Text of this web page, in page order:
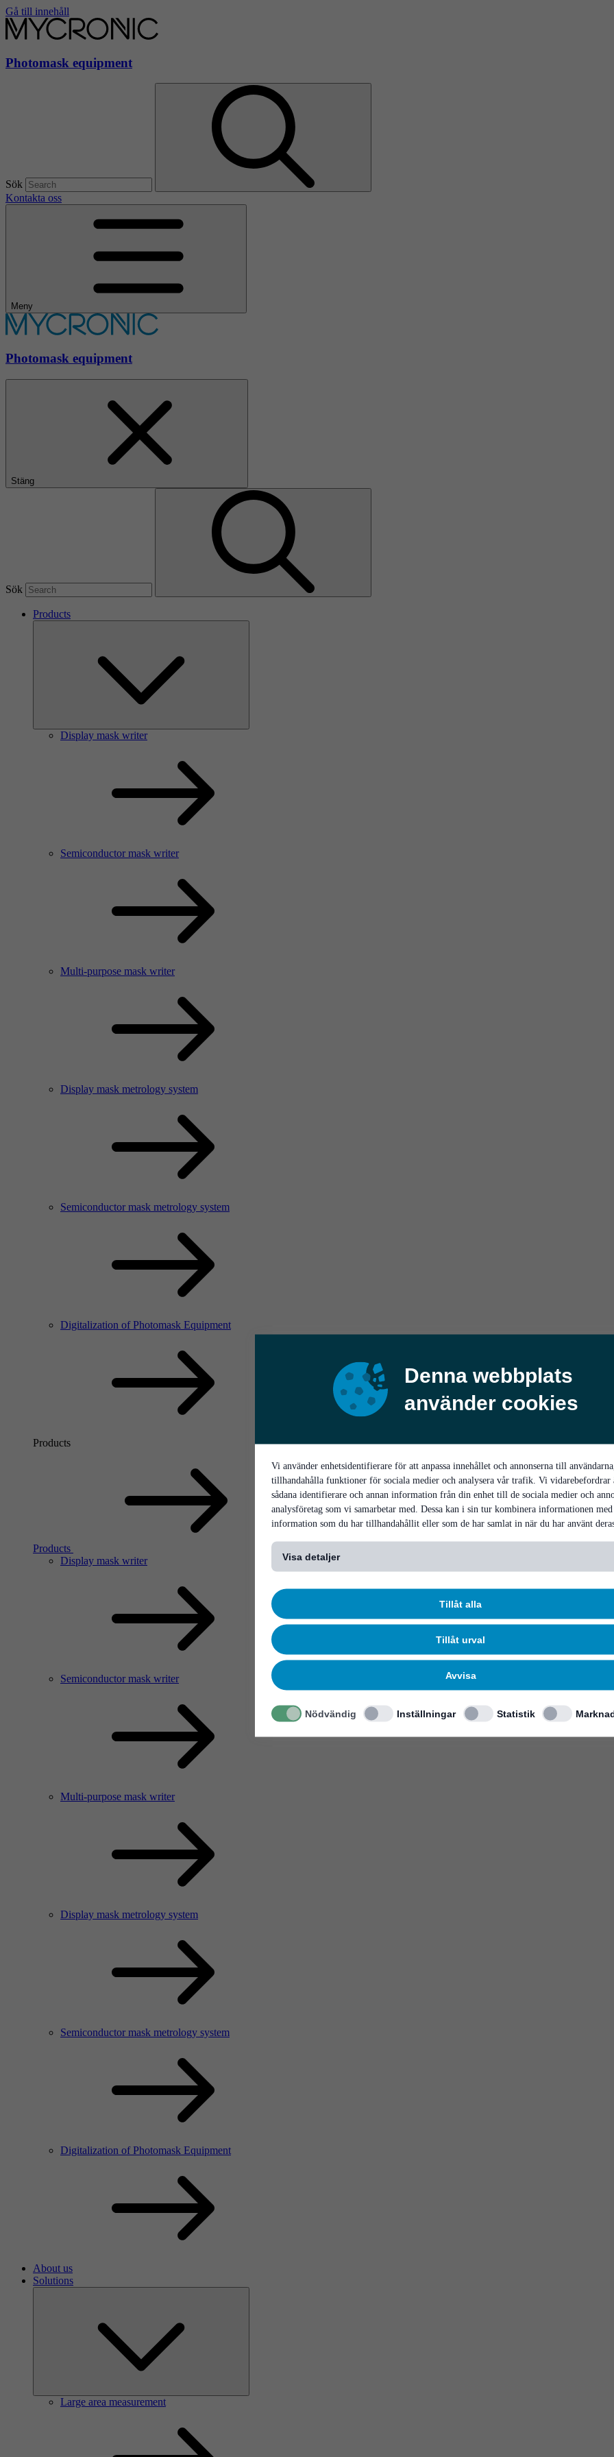
Denna webbplats
använder cookies
Vi använder enhetsidentifierare för att anpassa innehållet och annonserna till användarna,
tillhandahålla funktioner för sociala medier och analysera vår trafik. Vi vidarebefordrar
sådana identifierare och annan information från din enhet till de sociala medier och
analysföretag som vi samarbetar med. Dessa kan i sin tur kombinera informationen med
information som du har tillhandahållit eller som de har samlat in när du har använt
Visa detaljer
Tillåt alla
Tillåt urval
Avvisa
Nödvändig Inställningar Statistik
Gå till innehåll
Photomask equipment
Sök
Kontakta oss
Meny
Photomask equipment
Stäng
Sök
Products
Display mask writer
Semiconductor mask writer
Multi-purpose mask writer
Display mask metrology system
Semiconductor mask metrology system
Digitalization of Photomask Equipment
Products
Products
Display mask writer
Semiconductor mask writer
Multi-purpose mask writer
Display mask metrology system
Semiconductor mask metrology system
Digitalization of Photomask Equipment
About us
Solutions
Large area measurement